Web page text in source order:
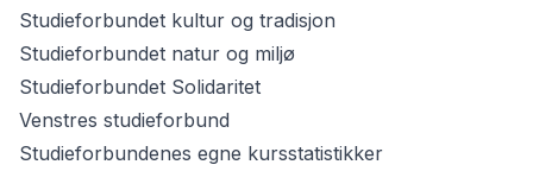
Studieforbundet kultur og tradisjon
Studieforbundet natur og miljø
Studieforbundet Solidaritet
Venstres studieforbund
Studieforbundenes egne kursstatistikker